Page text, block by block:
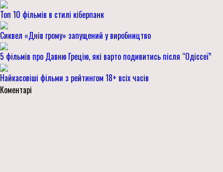
Топ 10 фільмів в стилі кіберпанк
Сиквел «Днів грому» запущений у виробництво
5 фільмів про Давню Грецію, які варто подивитись після “Одіссеї”
Найкасовіші фільми з рейтингом 18+ всіх часів
Коментарі